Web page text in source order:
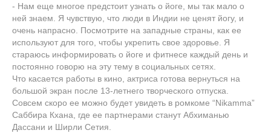
- Нам еще многое предстоит узнать о йоге, мы так мало о
ней знаем. Я чувствую, что люди в Индии не ценят йогу, и
очень напрасно. Посмотрите на западные страны, как ее
используют для того, чтобы укрепить свое здоровье. Я
стараюсь информировать о йоге и фитнесе каждый день и
постоянно говорю на эту тему в социальных сетях.
Что касается работы в кино, актриса готова вернуться на
большой экран после 13-летнего творческого отпуска.
Совсем скоро ее можно будет увидеть в ромкоме “Nikamma”
Саббира Кхана, где ее партнерами станут Абхиманью
Дассани и Ширли Сетия.